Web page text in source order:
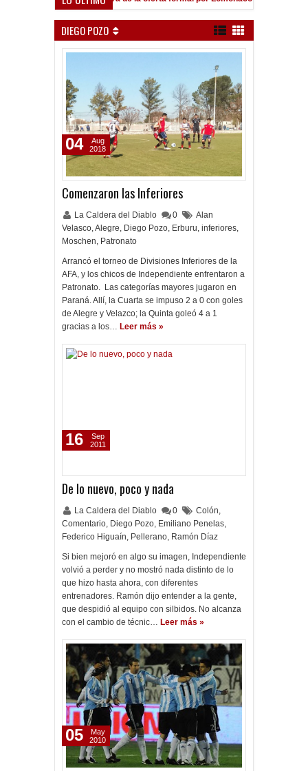
DIEGO POZO
Comenzaron las Inferiores
La Caldera del Diablo 0
Alan
Velasco,Alegre, Diego Pozo, Erburu, inferiores,
Moschen, Patronato
Arrancó el torneo de Divisiones Inferiores de la
AFA, y los chicos de Independiente enfrentaron a
Patronato. Las categorías mayores jugaron en
Paraná. Allí, la Cuarta se impuso 2 a 0 con goles
de Alegre y Velazco; la Quinta goleó 4 a 1
gracias a los… Leer más »
04
Aug
2018
De lo nuevo, poco y nada
La Caldera del Diablo 0 Colón,
Comentario, Diego Pozo, Emiliano Penelas,
Federico Higuaín, Pellerano, Ramón Díaz
Si bien mejoró en algo su imagen, Independiente
volvió a perder y no mostró nada distinto de lo
que hizo hasta ahora, con diferentes
entrenadores. Ramón dijo entender a la gente,
que despidió al equipo con silbidos. No alcanza
con el cambio de técnic… Leer más »
16
Sep
2011
05
May
2010